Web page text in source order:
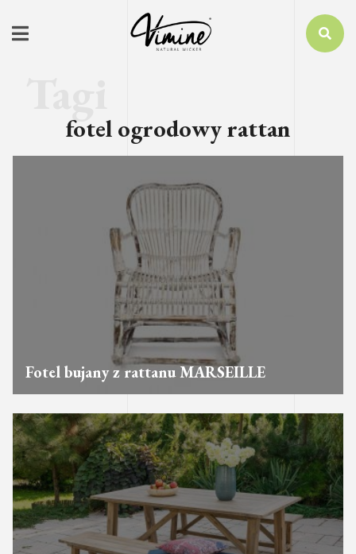
fotel ogrodowy rattan
Fotel bujany z rattanu MARSEILLE